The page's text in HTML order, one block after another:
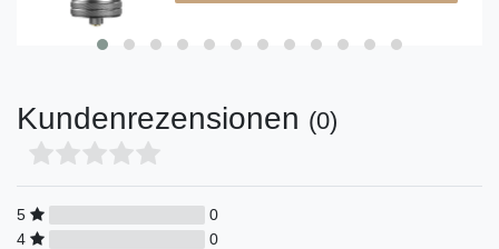
Kundenrezensionen (0)
5
0
4
0